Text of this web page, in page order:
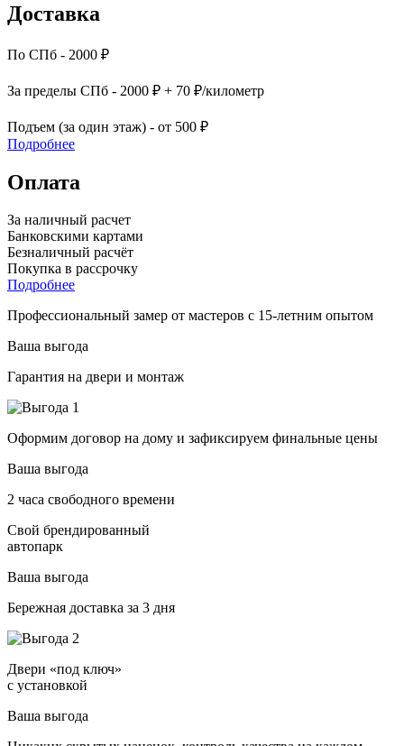
Доставка
По СПб - 2000 ₽
За пределы СПб - 2000 ₽ + 70 ₽/километр
Подъем (за один этаж) - от 500 ₽
Подробнее
Оплата
За наличный расчет
Банковскими картами
Безналичный расчёт
Покупка в рассрочку
Подробнее
Профессиональный замер от мастеров с 15-летним опытом
Ваша выгода
Гарантия на двери и монтаж
Оформим договор на дому и зафиксируем финальные цены
Ваша выгода
2 часа свободного времени
Свой брендированный
автопарк
Ваша выгода
Бережная доставка за 3 дня
Двери «под ключ»
с установкой
Ваша выгода